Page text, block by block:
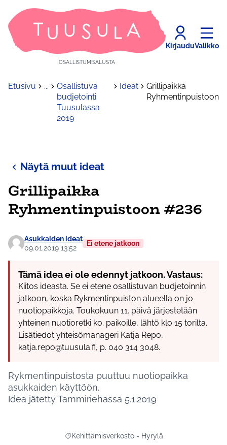
OSALLISTUMISALUSTA
KirjauduValikko
Etusivu ...
Osallistuva
budjetointi
Tuusulassa
2019
Ideat
Grillipaikka
Ryhmentinpuistoon
Näytä muut ideat
Grillipaikka
Ryhmentinpuistoon #236
Asukkaiden ideat
09.01.2019 13:52
Ei etene jatkoon
Tämä idea ei ole edennyt jatkoon. Vastaus:
Kiitos ideasta. Se ei etene osallistuvan budjetoinnin
jatkoon, koska Rykmentinpuiston alueella on jo
nuotiopaikkoja. Toukokuun 11. päivä järjestetään
yhteinen nuotioretki ko. paikoille, lähtö klo 15 torilta.
Lisätiedot yhteisömanageri Katja Repo,
katja.repo@tuusula.fi, p. 040 314 3048.
Rykmentinpuistosta puuttuu nuotiopaikka
asukkaiden käyttöön.
Idea jätetty Tammiriehassa 5.1.2019
Rajaa tulokset aihepiirin mukaan:
Kehittämisverkosto - Hyrylä